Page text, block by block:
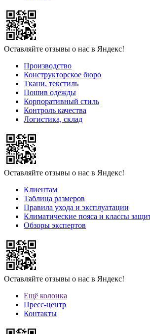
Оставляйте отзывы о нас в Яндекс!
Производство
Конструкторское бюро
Ткани, текстиль
Пошив одежды
Корпоративный стиль
Контроль качества
Логистика, склад
Оставляйте отзывы о нас в Яндекс!
Клиентам
Таблица размеров
Правила ухода и эксплуатации
Климатические пояса и классы
Обзоры экспертов
Оставляйте отзывы о нас в Яндекс!
Ещё колонка
Пресс-центр
Контакты